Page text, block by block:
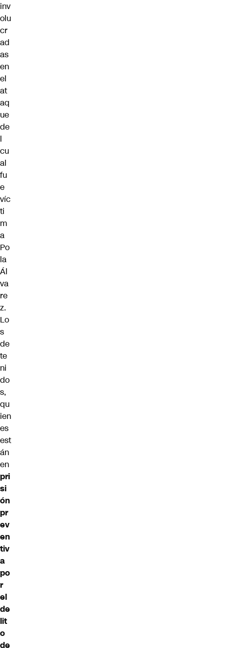
inv
olu
cr
ad
as
en
el
at
aq
ue
de
l
cu
al
fu
e
víc
ti
m
a
Po
la
Ál
va
re
z.
Lo
s
de
te
ni
do
s,
qu
ien
es
est
án
en
pri
si
ón
pr
ev
en
tiv
a
po
r
el
de
lit
o
de